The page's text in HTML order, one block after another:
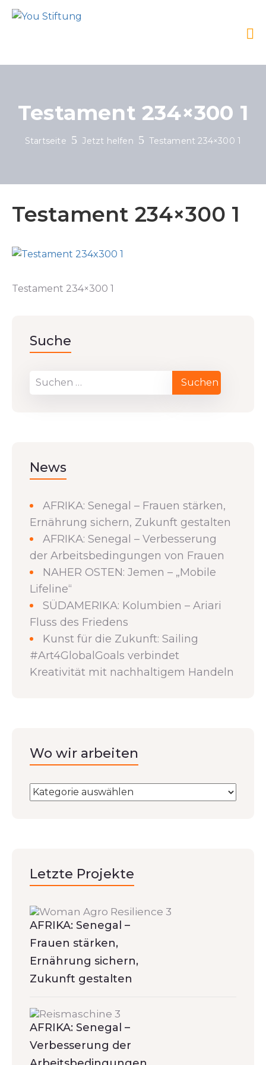
Testament 234×300 1
Startseite Jetzt helfen Testament 234×300 1
Testament 234×300 1
Testament 234×300 1
Suche
News
AFRIKA: Senegal – Frauen stärken,
Ernährung sichern, Zukunft gestalten
AFRIKA: Senegal – Verbesserung
der Arbeitsbedingungen von Frauen
NAHER OSTEN: Jemen – „Mobile
Lifeline“
SÜDAMERIKA: Kolumbien – Ariari
Fluss des Friedens
Kunst für die Zukunft: Sailing
#Art4GlobalGoals verbindet
Kreativität mit nachhaltigem Handeln
Wo wir arbeiten
Letzte Projekte
AFRIKA: Senegal –
Frauen stärken,
Ernährung sichern,
Zukunft gestalten
AFRIKA: Senegal –
Verbesserung der